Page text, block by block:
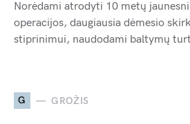
Norėdami atrodyti 10 metų
operacijos, daugiausia dėmesio
stiprinimui, naudodami baltymų
G GROŽIS